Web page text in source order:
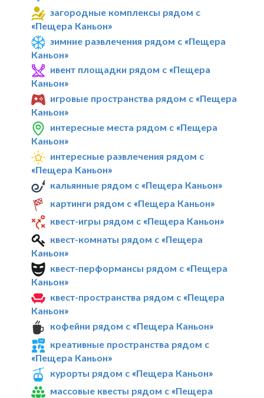
загородные комплексы рядом с
«Пещера Каньон»
зимние развлечения рядом с «Пещера
Каньон»
ивент площадки рядом с «Пещера
Каньон»
игровые пространства рядом с «Пещера
Каньон»
интересные места рядом с «Пещера
Каньон»
интересные развлечения рядом с
«Пещера Каньон»
кальянные рядом с «Пещера Каньон»
картинги рядом с «Пещера Каньон»
квест-игры рядом с «Пещера Каньон»
квест-комнаты рядом с «Пещера
Каньон»
квест-перформансы рядом с «Пещера
Каньон»
квест-пространства рядом с «Пещера
Каньон»
кофейни рядом с «Пещера Каньон»
креативные пространства рядом с
«Пещера Каньон»
курорты рядом с «Пещера Каньон»
массовые квесты рядом с «Пещера